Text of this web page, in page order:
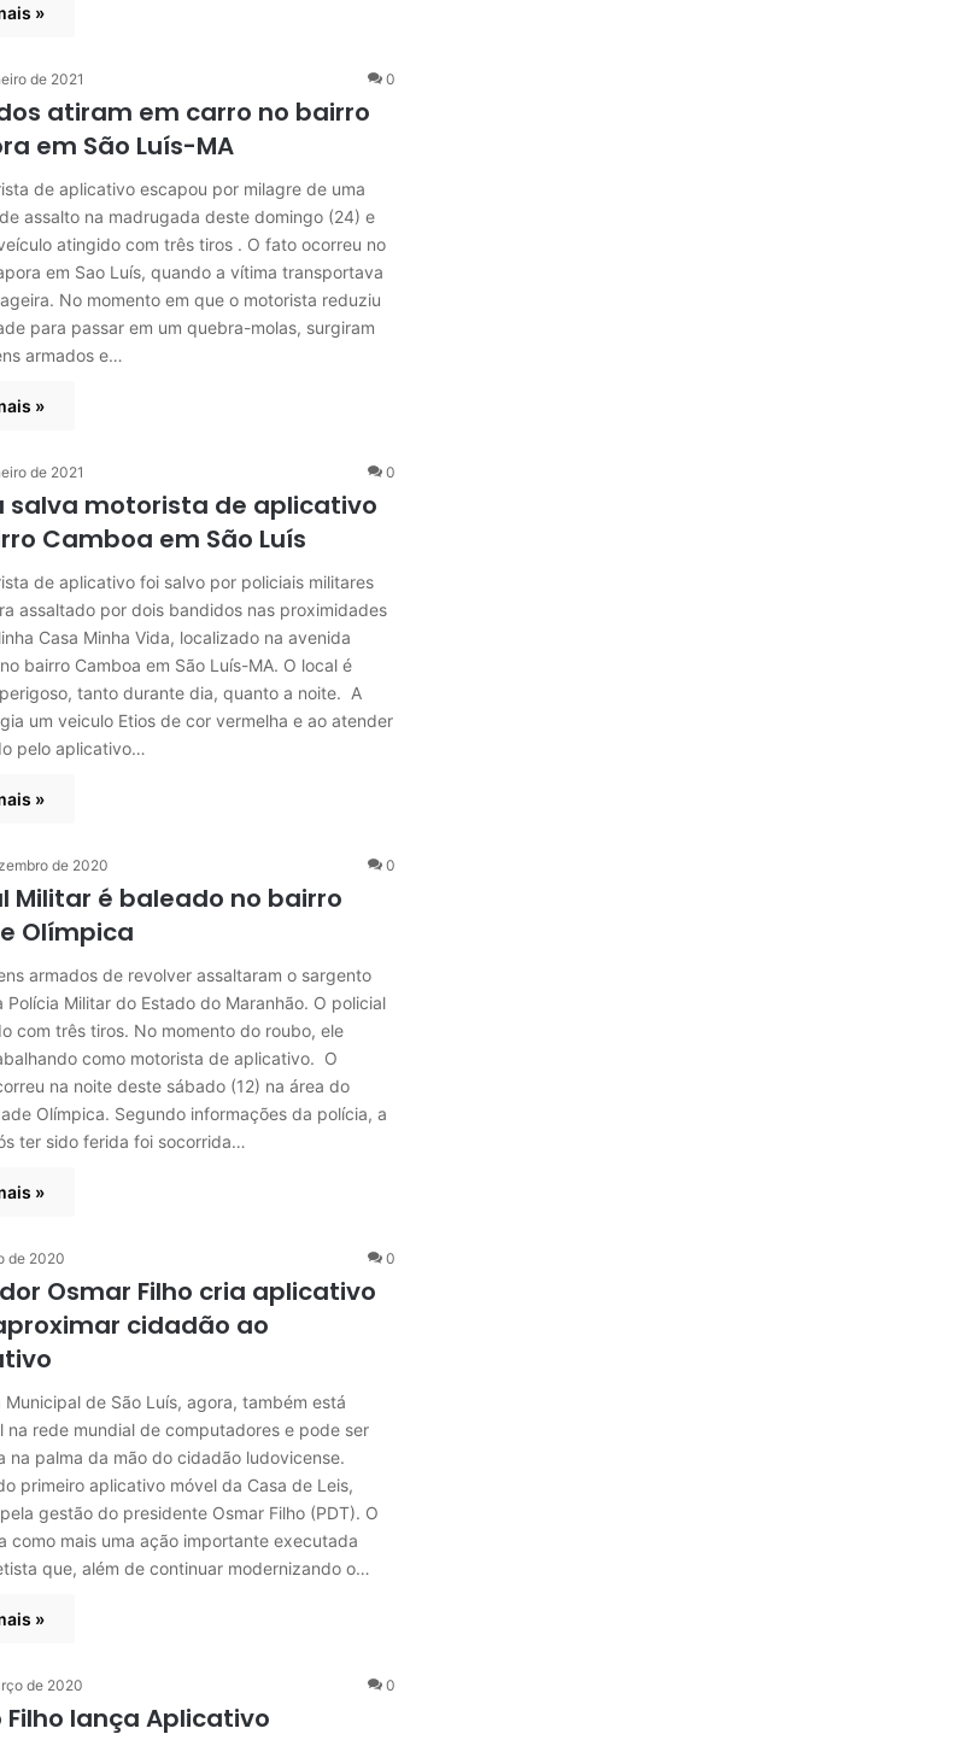
»
de 2021 0
atiram em carro no bairro
em São Luís-MA
de aplicativo escapou por milagre de uma
assalto na madrugada deste domingo (24) e
atingido com três tiros . O fato ocorreu no
em Sao Luís, quando a vítima transportava
No momento em que o motorista reduziu
para passar em um quebra-molas, surgiram
armados e…
»
de 2021 0
salva motorista de aplicativo
Camboa em São Luís
de aplicativo foi salvo por policiais militares
assaltado por dois bandidos nas proximidades
Casa Minha Vida, localizado na avenida
bairro Camboa em São Luís-MA. O local é
tanto durante dia, quanto a noite. A
um veiculo Etios de cor vermelha e ao atender
pelo aplicativo…
»
de 2020 0
Militar é baleado no bairro
Olímpica
armados de revolver assaltaram o sargento
Polícia Militar do Estado do Maranhão. O policial
com três tiros. No momento do roubo, ele
como motorista de aplicativo. O
na noite deste sábado (12) na área do
Olímpica. Segundo informações da polícia, a
ter sido ferida foi socorrida…
»
de 2020 0
Osmar Filho cria aplicativo
cidadão ao
Municipal de São Luís, agora, também está
na rede mundial de computadores e pode ser
na palma da mão do cidadão ludovicense.
primeiro aplicativo móvel da Casa de Leis,
gestão do presidente Osmar Filho (PDT). O
como mais uma ação importante executada
que, além de continuar modernizando o…
»
de 2020 0
Filho lança Aplicativo